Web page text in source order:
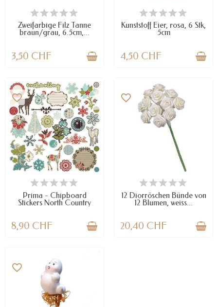
VERFÜGBAR
Zweifarbige Filz Tanne
braun/grau, 6.5cm,...
3,50 CHF
VERFÜGBAR
Kunststoff Eier, rosa, 6 Stk,
5cm
4,50 CHF
NUR NOCH WENIGE TEILE
VERFÜGBAR
favorite_border
Prima - Chipboard
Stickers North Country
8,90 CHF
NUR NOCH WENIGE TEILE
VERFÜGBAR
favorite_border
12 Diorröschen Bünde von
12 Blumen, weiss...
20,40 CHF
favorite_border